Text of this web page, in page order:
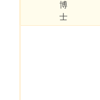
博
士